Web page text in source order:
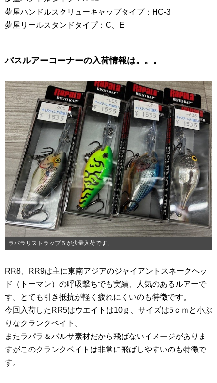
夢屋ハンドルスクリューキャップタイプ：HC-3
夢屋リールスタンドタイプ：C、E
バスルアーコーナーの入荷情報は。。。
ラパラリストラップ５が少量入荷です。
RR8、RR9は主に東南アジアのジャイアントスネークヘッ
ド（トーマン）の呼吸撃ちでも実績、人気のあるルアーで
す。とても引き抵抗が軽く疲れにくいのも特徴です。
今回入荷したRR5はウエイトは10ｇ、サイズは5ｃｍと小ぶ
りなクランクベイト。
またラパラ＆バルサ素材だから飛ばないイメージがありま
すがこのクランクベイトは非常に飛ばしやすいのも特徴で
す。